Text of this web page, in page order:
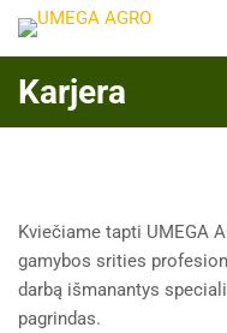
Karjera
Kviečiame tapti UMEGA
gamybos srities
darbą išmanantys
pagrindas.